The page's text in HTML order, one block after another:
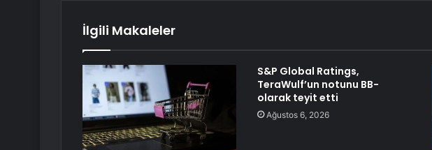
İlgili Makaleler
S&P Global Ratings,
TeraWulf’un notunu BB-
olarak teyit etti
Ağustos 6, 2026